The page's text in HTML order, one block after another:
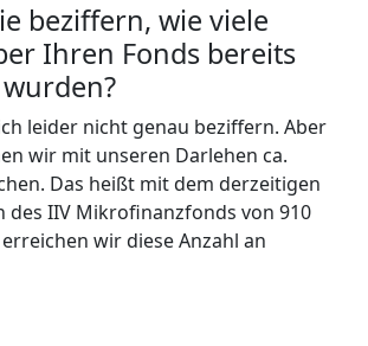
beziffern, wie viele
Ihren Fonds bereits
leider nicht genau beziffern. Aber
wir mit unseren Darlehen ca.
Das heißt mit dem derzeitigen
des IIV Mikrofinanzfonds von 910
wir diese Anzahl an